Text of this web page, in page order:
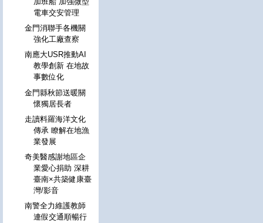
電車交安管理
金門消聯手各機關
強化工廠查察
南應大USR推動AI
教學創新 在地故
事數位化
金門縣秋節送暖關
懷獨居長者
走讀料羅海洋文化
傳承 瞭解在地漁
業發展
奇美醫感謝地區企
業愛心捐助 深耕
臺南×共築健康臺
灣/影音
南警全力維護教師
連假交通順暢行